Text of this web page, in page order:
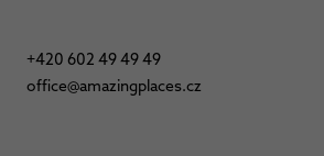
+420 602 49 49 49
office@amazingplaces.cz